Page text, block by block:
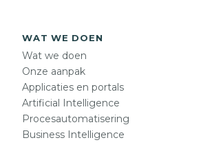
WAT WE DOEN
Wat we doen
Onze aanpak
Applicaties en portals
Artificial Intelligence
Procesautomatisering
Business Intelligence